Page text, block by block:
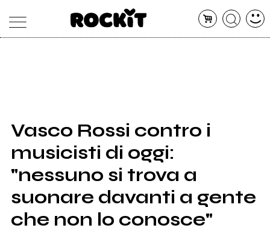
SHOP
RADIO
Vasco Rossi contro i
musicisti di oggi:
"nessuno si trova a
suonare davanti a gente
che non lo conosce"